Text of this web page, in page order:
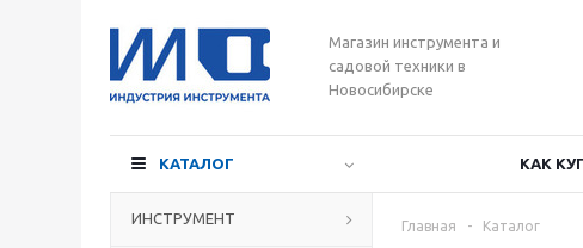
Магазин инструмента и
садовой техники в
Новосибирске
КАТАЛОГ КАК
ИНСТРУМЕНТ Главная - Каталог